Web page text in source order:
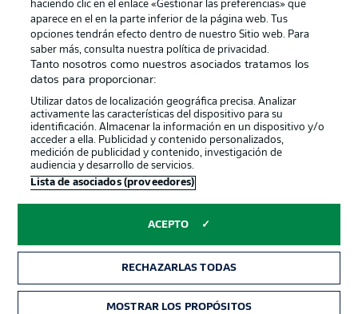
Sello Editorial Contacto
© 2026 Bundesliga-Gruppe GmbH
Elegir idioma
Modo
haciendo clic en el enlace «Gestionar las preferencias» que
aparece en el en la parte inferior de la página web. Tus
opciones tendrán efecto dentro de nuestro Sitio web. Para
saber más, consulta nuestra política de privacidad.
Tanto nosotros como nuestros asociados tratamos los
datos para proporcionar:
Utilizar datos de localización geográfica precisa. Analizar
activamente las características del dispositivo para su
identificación. Almacenar la información en un dispositivo y/o
acceder a ella. Publicidad y contenido personalizados,
medición de publicidad y contenido, investigación de
audiencia y desarrollo de servicios.
Lista de asociados (proveedores)
ACEPTO
RECHAZARLAS TODAS
MOSTRAR LOS PROPÓSITOS